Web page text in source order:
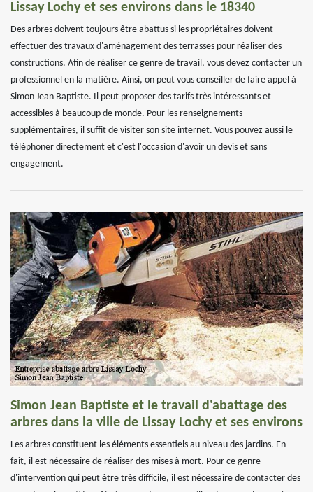
Lissay Lochy et ses environs dans le 18340
Des arbres doivent toujours être abattus si les propriétaires doivent
effectuer des travaux d'aménagement des terrasses pour réaliser des
constructions. Afin de réaliser ce genre de travail, vous devez contacter un
professionnel en la matière. Ainsi, on peut vous conseiller de faire appel à
Simon Jean Baptiste. Il peut proposer des tarifs très intéressants et
accessibles à beaucoup de monde. Pour les renseignements
supplémentaires, il suffit de visiter son site internet. Vous pouvez aussi le
téléphoner directement et c'est l'occasion d'avoir un devis et sans
engagement.
Simon Jean Baptiste et le travail d'abattage des
arbres dans la ville de Lissay Lochy et ses environs
Les arbres constituent les éléments essentiels au niveau des jardins. En
fait, il est nécessaire de réaliser des mises à mort. Pour ce genre
d'intervention qui peut être très difficile, il est nécessaire de contacter des